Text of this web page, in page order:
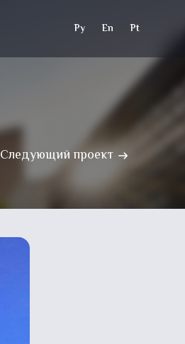
Ру En Pt
Следующий проект